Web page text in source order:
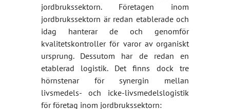
jordbrukssektorn. Företagen inom
jordbrukssektorn är redan etablerade och
idag hanterar de och genomför
kvalitetskontroller för varor av organiskt
ursprung. Dessutom har de redan en
etablerad logistik. Det finns dock tre
hörnstenar för synergin mellan
livsmedels- och icke-livsmedelslogistik
för företag inom jordbrukssektorn: